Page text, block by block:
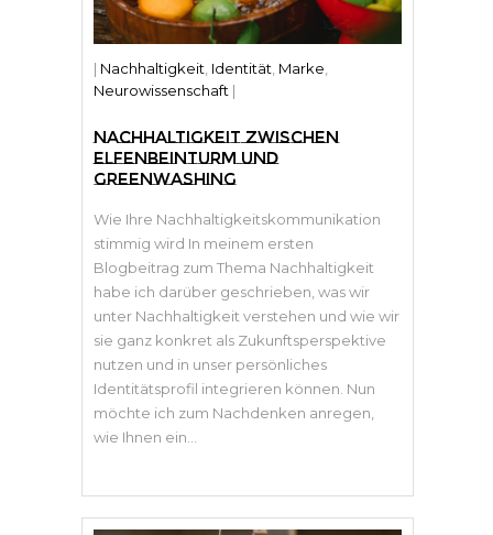
| Nachhaltigkeit Identität Marke
Neurowissenschaft |
NACHHALTIGKEIT ZWISCHEN
ELFENBEINTURM UND
GREENWASHING
Wie Ihre Nachhaltigkeitskommunikation
stimmig wird In meinem ersten
Blogbeitrag zum Thema Nachhaltigkeit
habe ich darüber geschrieben, was wir
unter Nachhaltigkeit verstehen und wie wir
sie ganz konkret als Zukunftsperspektive
nutzen und in unser persönliches
Identitätsprofil integrieren können. Nun
möchte ich zum Nachdenken anregen,
wie Ihnen ein...